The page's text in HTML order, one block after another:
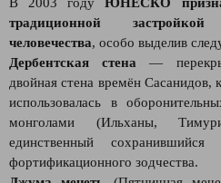
традиционной
человечества, особо выделив
Дербентская стена —
двойная стена времён Сасанидов,
использовалась в
монголами (Ильханы,
единственный сохранившийся
фортификационного зодчества.